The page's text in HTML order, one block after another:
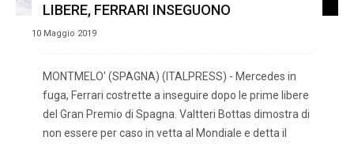
LIBERE, FERRARI INSEGUONO
10 Maggio 2019
MONTMELO' (SPAGNA) (ITALPRESS) - Mercedes in
fuga, Ferrari costrette a inseguire dopo le prime libere
del Gran Premio di Spagna. Valtteri Bottas dimostra di
non essere per caso in vetta al Mondiale e detta il